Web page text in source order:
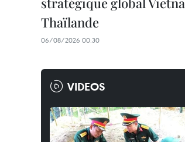
Thaïlande
06/08/2026 00:30
VIDEOS